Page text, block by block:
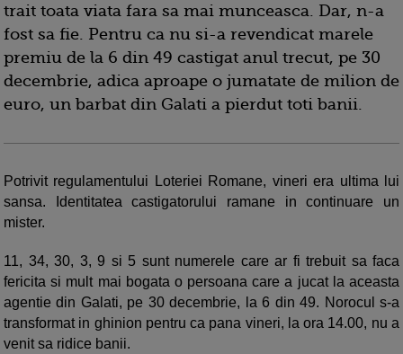
trait toata viata fara sa mai munceasca. Dar, n-a
fost sa fie. Pentru ca nu si-a revendicat marele
premiu de la 6 din 49 castigat anul trecut, pe 30
decembrie, adica aproape o jumatate de milion de
euro, un barbat din Galati a pierdut toti banii.
Potrivit regulamentului Loteriei Romane, vineri era ultima lui
sansa. Identitatea castigatorului ramane in continuare un
mister.
11, 34, 30, 3, 9 si 5 sunt numerele care ar fi trebuit sa faca
fericita si mult mai bogata o persoana care a jucat la aceasta
agentie din Galati, pe 30 decembrie, la 6 din 49. Norocul s-a
transformat in ghinion pentru ca pana vineri, la ora 14.00, nu a
venit sa ridice banii.